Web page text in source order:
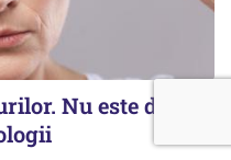
Nu este doar